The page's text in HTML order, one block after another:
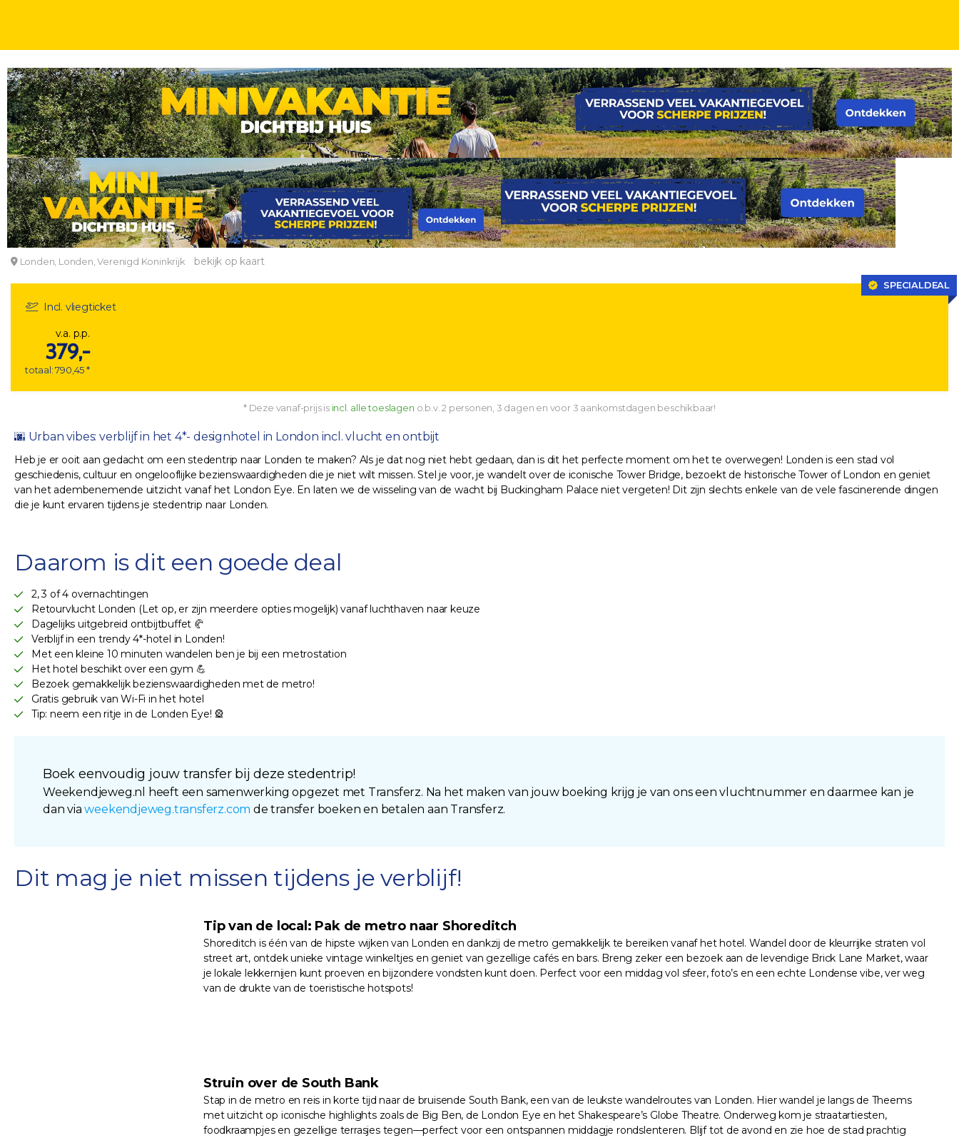
WEEKJE WEEKENDJE STEDENTRIPS 3, 4 OF 5 DAGEN INCL. ONTBIJT
Ontdek de charme van London vanuit een TRENDY 4*- hotel, met ideale verbindingen naar o.a. de London Eye, incl. vlucht en ontbijt!
Nhow London Hotel
Londen, Londen, Verenigd Koninkrijk bekijk op kaart
SPECIALDEAL
Incl. vliegticket
v.a. p.p.
379,-
totaal: 790,45 *
* Deze vanaf-prijs is incl. alle toeslagen o.b.v. 2 personen, 3 dagen en voor 3 aankomstdagen beschikbaar!
🌆 Urban vibes: verblijf in het 4*- designhotel in London incl. vlucht en ontbijt
Heb je er ooit aan gedacht om een stedentrip naar Londen te maken? Als je dat nog niet hebt gedaan, dan is dit het perfecte moment om het te overwegen! Londen is een stad vol
geschiedenis, cultuur en ongelooflijke bezienswaardigheden die je niet wilt missen. Stel je voor, je wandelt over de iconische Tower Bridge, bezoekt de historische Tower of London en geniet
van het adembenemende uitzicht vanaf het London Eye. En laten we de wisseling van de wacht bij Buckingham Palace niet vergeten! Dit zijn slechts enkele van de vele fascinerende dingen
die je kunt ervaren tijdens je stedentrip naar Londen.
Daarom is dit een goede deal
2, 3 of 4 overnachtingen
Retourvlucht Londen (Let op, er zijn meerdere opties mogelijk) vanaf luchthaven naar keuze
Dagelijks uitgebreid ontbijtbuffet 🥐
Verblijf in een trendy 4*-hotel in Londen!
Met een kleine 10 minuten wandelen ben je bij een metrostation
Het hotel beschikt over een gym 💪
Bezoek gemakkelijk bezienswaardigheden met de metro!
Gratis gebruik van Wi-Fi in het hotel
Tip: neem een ritje in de Londen Eye! 🎡
Boek eenvoudig jouw transfer bij deze stedentrip!
Weekendjeweg.nl heeft een samenwerking opgezet met Transferz. Na het maken van jouw boeking krijg je van ons een vluchtnummer en daarmee kan je
dan viaweekendjeweg.transferz.comde transfer boeken en betalen aan Transferz.
Dit mag je niet missen tijdens je verblijf!
Tip van de local: Pak de metro naar Shoreditch
Shoreditch is één van de hipste wijken van Londen en dankzij de metro gemakkelijk te bereiken vanaf het hotel. Wandel door de kleurrijke straten vol
street art, ontdek unieke vintage winkeltjes en geniet van gezellige cafés en bars. Breng zeker een bezoek aan de levendige Brick Lane Market, waar
je lokale lekkernijen kunt proeven en bijzondere vondsten kunt doen. Perfect voor een middag vol sfeer, foto’s en een echte Londense vibe, ver weg
van de drukte van de toeristische hotspots!
Struin over de South Bank
Stap in de metro en reis in korte tijd naar de bruisende South Bank, een van de leukste wandelroutes van Londen. Hier wandel je langs de Theems
met uitzicht op iconische highlights zoals de Big Ben, de London Eye en het Shakespeare’s Globe Theatre. Onderweg kom je straatartiesten,
foodkraampjes en gezellige terrasjes tegen—perfect voor een ontspannen middagje rondslenteren. Blijf tot de avond en zie hoe de stad prachtig